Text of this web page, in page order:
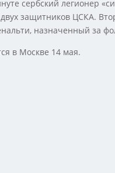
сербский легионер
защитников ЦСКА.
назначенный за
в Москве 14 мая.